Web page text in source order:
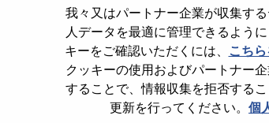
我々又はパートナー企業が収集す
人データを最適に管理できるよう
キーをご確認いただくには、
こち
クッキーの使用およびパートナー
することで、情報収集を拒否する
更新を行ってください。 個
US$83 billion revenue global technology
millions of customers every day in 180
for All, Lenovo has built on its success
of AI-enabled, AI-ready, and AI-optimized
(server, storage, edge, high
software, solutions, and services. Lenovo’s